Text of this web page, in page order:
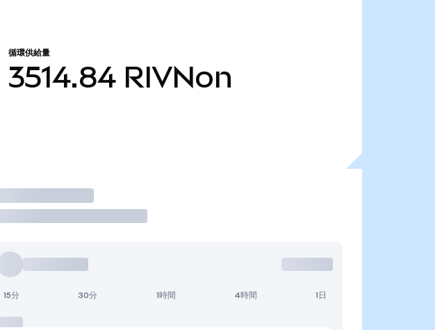
循環供給量
3514.84 RIVNon
15分 30分 1時間 4時間 1日